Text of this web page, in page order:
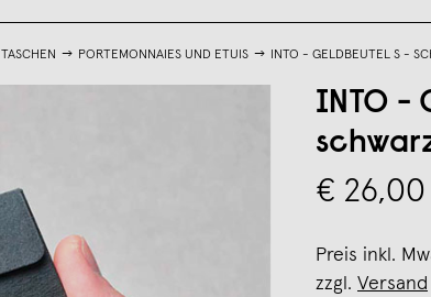
TASCHEN PORTEMONNAIES UND ETUIS INTO - GELDBEUTEL S -
INTO -
€ 26,00
Preis inkl.
zzgl. Versand